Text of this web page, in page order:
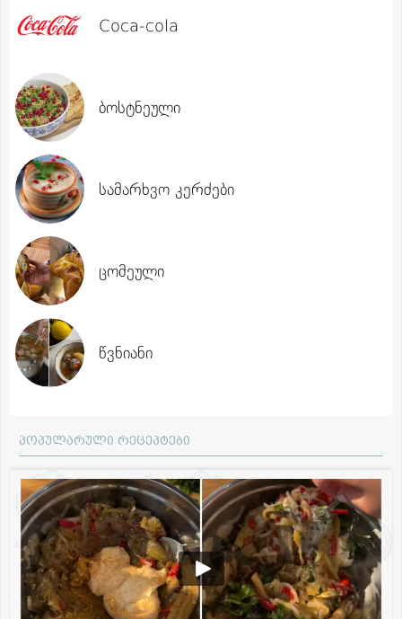
Coca-cola
ბოსტნეული
სამარხვო კერძები
ცომეული
წვნიანი
პოპულარული რეცეპტები